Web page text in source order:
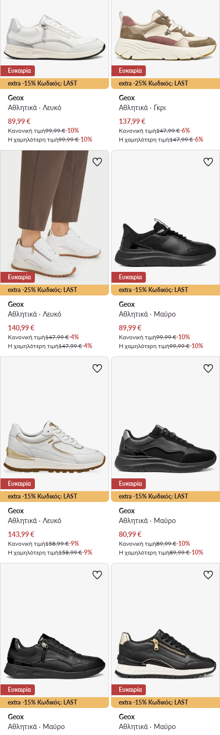
extra -15% Κωδικός: LAST
Ευκαιρία
Geox
Αθλητικά · Λευκό
Τρέχουσα τιμή
89,99€
Κανονική τιμή99,99 €-10%
Η χαμηλότερη τιμή99,99 €-10%
extra -25% Κωδικός: LAST
Ευκαιρία
Geox
Αθλητικά · Γκρι
Τρέχουσα τιμή
137,99€
Κανονική τιμή147,99 €-6%
Η χαμηλότερη τιμή147,99 €-6%
extra -25% Κωδικός: LAST
Ευκαιρία
Geox
Αθλητικά · Λευκό
Τρέχουσα τιμή
140,99€
Κανονική τιμή147,99 €-4%
Η χαμηλότερη τιμή147,99 €-4%
extra -15% Κωδικός: LAST
Ευκαιρία
Geox
Αθλητικά · Μαύρο
Τρέχουσα τιμή
89,99€
Κανονική τιμή99,99 €-10%
Η χαμηλότερη τιμή99,99 €-10%
extra -15% Κωδικός: LAST
Ευκαιρία
Geox
Αθλητικά · Λευκό
Τρέχουσα τιμή
143,99€
Κανονική τιμή158,99 €-9%
Η χαμηλότερη τιμή158,99 €-9%
extra -15% Κωδικός: LAST
Ευκαιρία
Geox
Αθλητικά · Μαύρο
Τρέχουσα τιμή
80,99€
Κανονική τιμή89,99 €-10%
Η χαμηλότερη τιμή89,99 €-10%
extra -15% Κωδικός: LAST
Ευκαιρία
Geox
Αθλητικά · Μαύρο
extra -15% Κωδικός: LAST
Ευκαιρία
Geox
Αθλητικά · Μαύρο